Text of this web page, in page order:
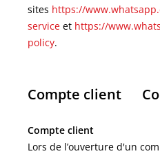
sites https://
service et https://
policy.
Compte client
Compte client
Lors de l’ouverture d'un